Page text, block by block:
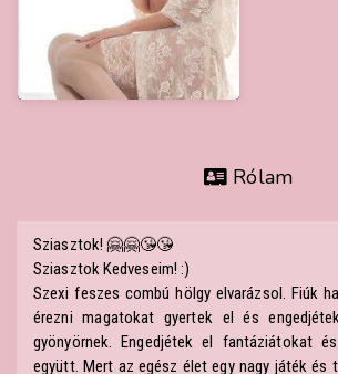
Rólam
Sziasztok! 🤗🤗😘😘
Sziasztok Kedveseim! :)
Szexi feszes combú hölgy elvarázsol. Fiúk
érezni magatokat gyertek el és
gyönyörnek. Engedjétek el fantáziátokat
együtt. Mert az egész élet egy nagy játék és